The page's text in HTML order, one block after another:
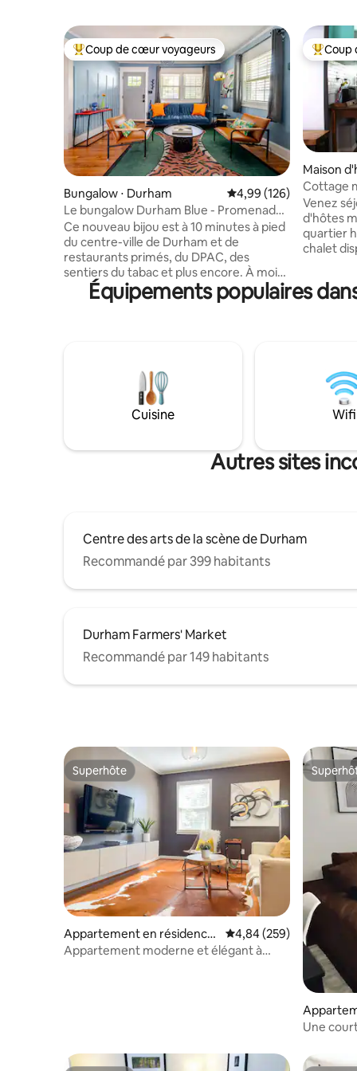
Coups de cœur voyageurs les plus appréciés
Coup de cœur voyageurs
Bungalow ⋅ Durham Évaluation moyenne
4,99 (126)
Le bungalow Durham Blue - Promenade
au centre-ville
Ce nouveau bijou est à 10 minutes à pied
du centre-ville de Durham et de
restaurants primés, du DPAC, des
sentiers du tabac et plus encore. À moins
de 2 miles de l'université Duke. Hôpital,
installations sportives et commerces. Ce
Internet haut débit. Lits King Size
confortables avec draps blancs frais,
rideaux occultants, oreillers en mousse à
mémoire de forme qui vous invitent à
parking dédiée pour votre commodité.
Coups
Coup
Maison
Cottage
vintage
Venez
d'hôtes
quartier
chalet
Notre
Promenade À 1,5 mile des
Central
Équipements populaires
Cuisine Wifi
Autres sites
Centre des arts de la scène de Durham
Recommandé par 399 habitants
Durham Farmers' Market
Recommandé par 149 habitants
Superhôte
Superhôte
Appartement en résidence
⋅ Raleigh
Évaluation moyenne
4,84 (259)
Appartement moderne et élégant à
⋅ Raleigh
Une